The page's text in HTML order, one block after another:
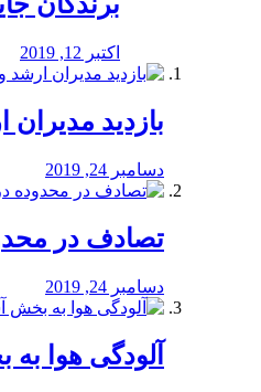
اکتبر 12, 2019
بازدید
دسامبر 24, 2019
تصادف در
دسامبر 24, 2019
آلودگی هوا